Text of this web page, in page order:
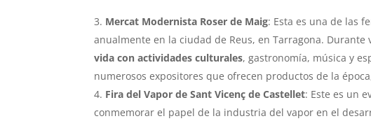
Mercat Modernista Roser de Maig: Esta es una de las
anualmente en la ciudad de Reus, en Tarragona. Durante
vida con actividades culturales, gastronomía, música y
numerosos expositores que ofrecen productos de la
Fira del Vapor de Sant Vicenç de Castellet: Este es un
conmemorar el papel de la industria del vapor en el